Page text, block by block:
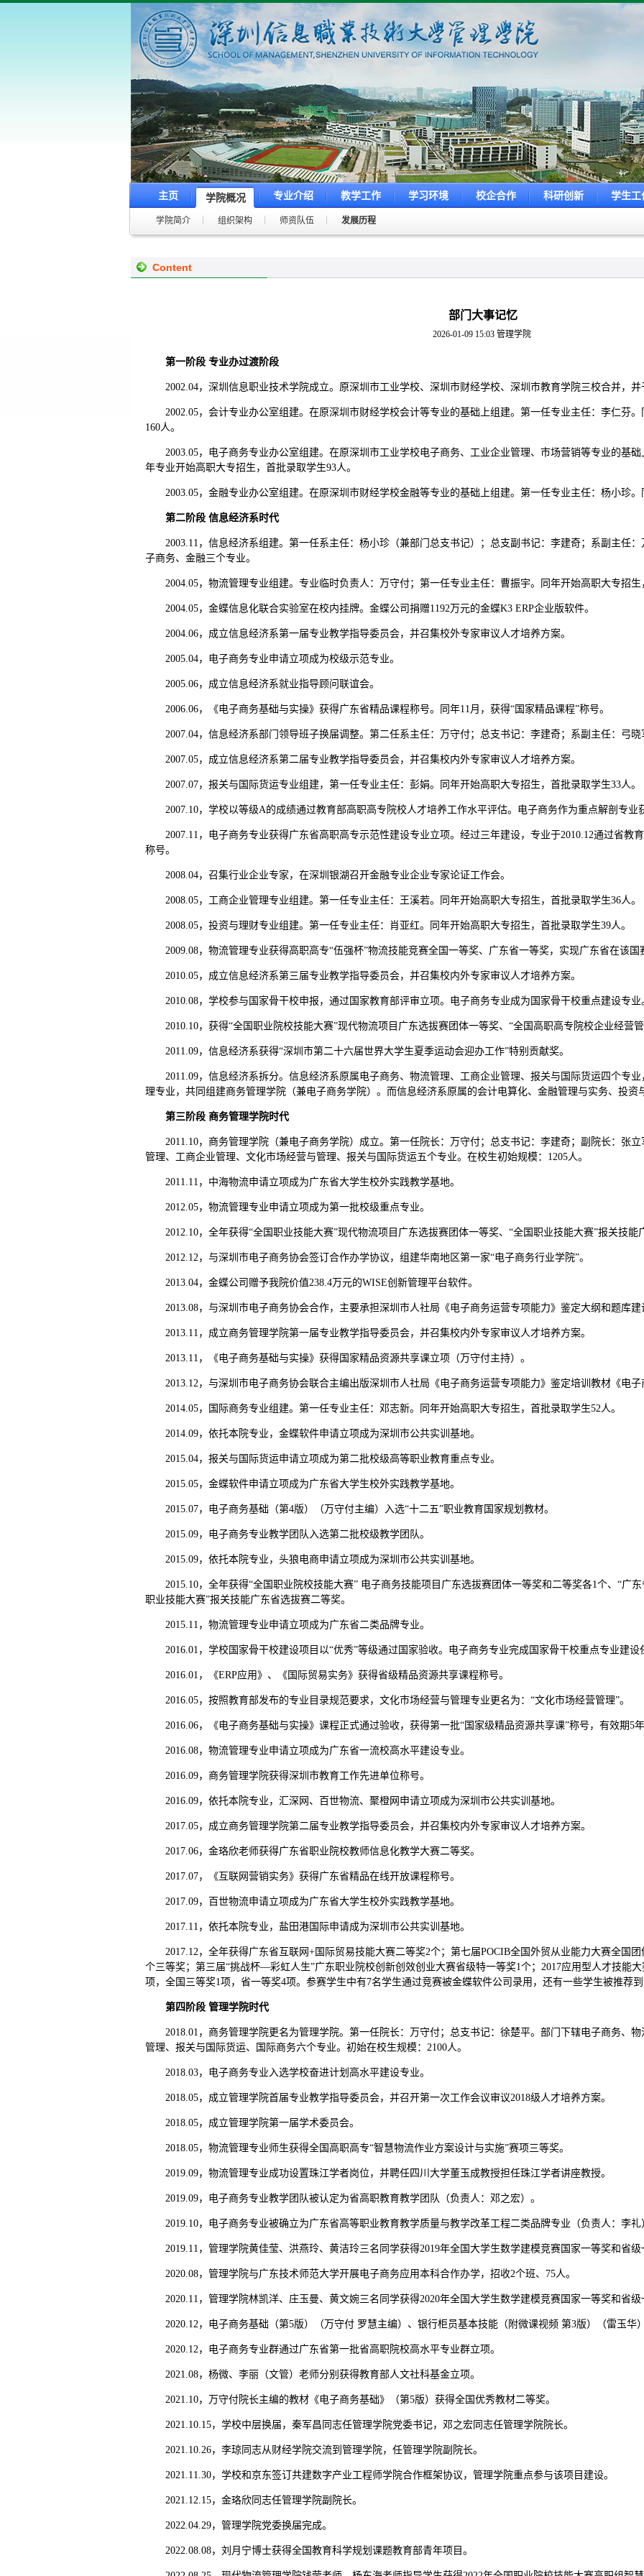
主页 学院概况 专业介绍 教学工作 学习环境 校企合作 科研创新 学生工
学院简介 组织架构 师资队伍 发展历程
Content
部门大事记忆
2026-01-09 15:03 管理学院
第一阶段 专业办过渡阶段
2002.04，深圳信息职业技术学院成立。原深圳市工业学校、深圳市财经学校、深圳市教育学院三校合并，并
2002.05，会计专业办公室组建。在原深圳市财经学校会计等专业的基础上组建。第一任专业主任：李仁芬
160人。
2003.05，电子商务专业办公室组建。在原深圳市工业学校电子商务、工业企业管理、市场营销等专业的基
年专业开始高职大专招生，首批录取学生93人。
2003.05，金融专业办公室组建。在原深圳市财经学校金融等专业的基础上组建。第一任专业主任：杨小珍。
第二阶段 信息经济系时代
2003.11，信息经济系组建。第一任系主任：杨小珍（兼部门总支书记）；总支副书记：李建奇；系副主任
子商务、金融三个专业。
2004.05，物流管理专业组建。专业临时负责人：万守付；第一任专业主任：曹振宇。同年开始高职大专招生
2004.05，金蝶信息化联合实验室在校内挂牌。金蝶公司捐赠1192万元的金蝶K3 ERP企业版软件。
2004.06，成立信息经济系第一届专业教学指导委员会，并召集校外专家审议人才培养方案。
2005.04，电子商务专业申请立项成为校级示范专业。
2005.06，成立信息经济系就业指导顾问联谊会。
2006.06，《电子商务基础与实操》获得广东省精品课程称号。同年11月，获得“国家精品课程”称号。
2007.04，信息经济系部门领导班子换届调整。第二任系主任：万守付；总支书记：李建奇；系副主任：弓晓
2007.05，成立信息经济系第二届专业教学指导委员会，并召集校内外专家审议人才培养方案。
2007.07，报关与国际货运专业组建，第一任专业主任：彭娟。同年开始高职大专招生，首批录取学生33人。
2007.10，学校以等级A的成绩通过教育部高职高专院校人才培养工作水平评估。电子商务作为重点解剖专业
2007.11，电子商务专业获得广东省高职高专示范性建设专业立项。经过三年建设，专业于2010.12通过省教
称号。
2008.04，召集行业企业专家，在深圳银湖召开金融专业企业专家论证工作会。
2008.05，工商企业管理专业组建。第一任专业主任：王溪若。同年开始高职大专招生，首批录取学生36人。
2008.05，投资与理财专业组建。第一任专业主任：肖亚红。同年开始高职大专招生，首批录取学生39人。
2009.08，物流管理专业获得高职高专“伍强杯”物流技能竞赛全国一等奖、广东省一等奖，实现广东省在该国
2010.05，成立信息经济系第三届专业教学指导委员会，并召集校内外专家审议人才培养方案。
2010.08，学校参与国家骨干校申报，通过国家教育部评审立项。电子商务专业成为国家骨干校重点建设专业
2010.10，获得“全国职业院校技能大赛”现代物流项目广东选拔赛团体一等奖、“全国高职高专院校企业经营
2011.09，信息经济系获得“深圳市第二十六届世界大学生夏季运动会迎办工作”特别贡献奖。
2011.09，信息经济系拆分。信息经济系原属电子商务、物流管理、工商企业管理、报关与国际货运四个专
理专业，共同组建商务管理学院（兼电子商务学院）。而信息经济系原属的会计电算化、金融管理与实务、投资
第三阶段 商务管理学院时代
2011.10，商务管理学院（兼电子商务学院）成立。第一任院长：万守付；总支书记：李建奇；副院长：张
管理、工商企业管理、文化市场经营与管理、报关与国际货运五个专业。在校生初始规模：1205人。
2011.11，中海物流申请立项成为广东省大学生校外实践教学基地。
2012.05，物流管理专业申请立项成为第一批校级重点专业。
2012.10，全年获得“全国职业技能大赛”现代物流项目广东选拔赛团体一等奖、“全国职业技能大赛”报关技能
2012.12，与深圳市电子商务协会签订合作办学协议，组建华南地区第一家“电子商务行业学院”。
2013.04，金蝶公司赠予我院价值238.4万元的WISE创新管理平台软件。
2013.08，与深圳市电子商务协会合作，主要承担深圳市人社局《电子商务运营专项能力》鉴定大纲和题库建
2013.11，成立商务管理学院第一届专业教学指导委员会，并召集校内外专家审议人才培养方案。
2013.11，《电子商务基础与实操》获得国家精品资源共享课立项（万守付主持）。
2013.12，与深圳市电子商务协会联合主编出版深圳市人社局《电子商务运营专项能力》鉴定培训教材《电子
2014.05，国际商务专业组建。第一任专业主任：邓志新。同年开始高职大专招生，首批录取学生52人。
2014.09，依托本院专业，金蝶软件申请立项成为深圳市公共实训基地。
2015.04，报关与国际货运申请立项成为第二批校级高等职业教育重点专业。
2015.05，金蝶软件申请立项成为广东省大学生校外实践教学基地。
2015.07，电子商务基础（第4版）（万守付主编）入选“十二五”职业教育国家规划教材。
2015.09，电子商务专业教学团队入选第二批校级教学团队。
2015.09，依托本院专业，头狼电商申请立项成为深圳市公共实训基地。
2015.10，全年获得“全国职业院校技能大赛” 电子商务技能项目广东选拔赛团体一等奖和二等奖各1个、“广
职业技能大赛”报关技能广东省选拔赛二等奖。
2015.11，物流管理专业申请立项成为广东省二类品牌专业。
2016.01，学校国家骨干校建设项目以“优秀”等级通过国家验收。电子商务专业完成国家骨干校重点专业建设
2016.01，《ERP应用》、《国际贸易实务》获得省级精品资源共享课程称号。
2016.05，按照教育部发布的专业目录规范要求，文化市场经营与管理专业更名为：“文化市场经营管理”。
2016.06，《电子商务基础与实操》课程正式通过验收，获得第一批“国家级精品资源共享课”称号，有效期5年
2016.08，物流管理专业申请立项成为广东省一流校高水平建设专业。
2016.09，商务管理学院获得深圳市教育工作先进单位称号。
2016.09，依托本院专业，汇深网、百世物流、聚橙网申请立项成为深圳市公共实训基地。
2017.05，成立商务管理学院第二届专业教学指导委员会，并召集校内外专家审议人才培养方案。
2017.06，金珞欣老师获得广东省职业院校教师信息化教学大赛二等奖。
2017.07，《互联网营销实务》获得广东省精品在线开放课程称号。
2017.09，百世物流申请立项成为广东省大学生校外实践教学基地。
2017.11，依托本院专业，盐田港国际申请成为深圳市公共实训基地。
2017.12，全年获得广东省互联网+国际贸易技能大赛二等奖2个；第七届POCIB全国外贸从业能力大赛全国
个三等奖；第三届“挑战杯—彩虹人生”广东职业院校创新创效创业大赛省级特一等奖1个；2017应用型人才技能
项，全国三等奖1项，省一等奖4项。参赛学生中有7名学生通过竞赛被金蝶软件公司录用，还有一些学生被推荐到
第四阶段 管理学院时代
2018.01，商务管理学院更名为管理学院。第一任院长：万守付；总支书记：徐楚平。部门下辖电子商务、
管理、报关与国际货运、国际商务六个专业。初始在校生规模：2100人。
2018.03，电子商务专业入选学校奋进计划高水平建设专业。
2018.05，成立管理学院首届专业教学指导委员会，并召开第一次工作会议审议2018级人才培养方案。
2018.05，成立管理学院第一届学术委员会。
2018.05，物流管理专业师生获得全国高职高专“智慧物流作业方案设计与实施”赛项三等奖。
2019.09，物流管理专业成功设置珠江学者岗位，并聘任四川大学董玉成教授担任珠江学者讲座教授。
2019.09，电子商务专业教学团队被认定为省高职教育教学团队（负责人：邓之宏）。
2019.10，电子商务专业被确立为广东省高等职业教育教学质量与教学改革工程二类品牌专业（负责人：李礼
2019.11，管理学院黄佳莹、洪燕玲、黄洁玲三名同学获得2019年全国大学生数学建模竞赛国家一等奖和省级
2020.08，管理学院与广东技术师范大学开展电子商务应用本科合作办学，招收2个班、75人。
2020.11，管理学院林凯洋、庄玉曼、黄文婉三名同学获得2020年全国大学生数学建模竞赛国家一等奖和省级
2020.12，电子商务基础（第5版）（万守付 罗慧主编）、银行柜员基本技能（附微课视频 第3版）（雷玉华
2020.12，电子商务专业群通过广东省第一批省高职院校高水平专业群立项。
2021.08，杨微、李丽（文管）老师分别获得教育部人文社科基金立项。
2021.10，万守付院长主编的教材《电子商务基础》（第5版）获得全国优秀教材二等奖。
2021.10.15，学校中层换届，秦军昌同志任管理学院党委书记，邓之宏同志任管理学院院长。
2021.10.26，李琼同志从财经学院交流到管理学院，任管理学院副院长。
2021.11.30，学校和京东签订共建数字产业工程师学院合作框架协议，管理学院重点参与该项目建设。
2021.12.15，金珞欣同志任管理学院副院长。
2022.04.29，管理学院党委换届完成。
2022.08.08，刘月宁博士获得全国教育科学规划课题教育部青年项目。